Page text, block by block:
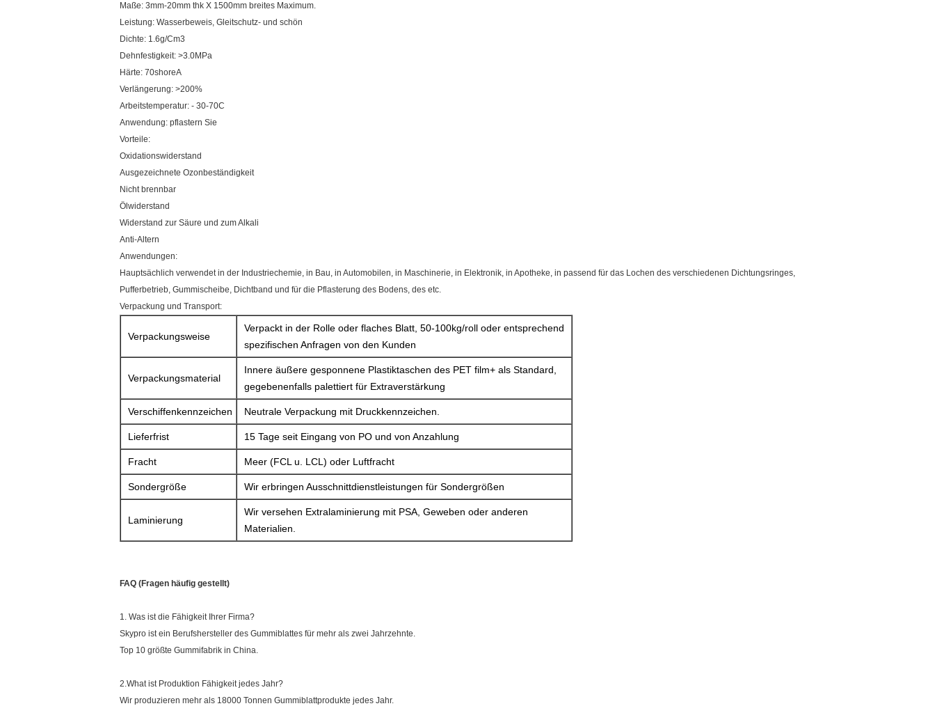
Maße: 3mm-20mm thk X 1500mm breites Maximum.
Leistung: Wasserbeweis, Gleitschutz- und schön
Dichte: 1.6g/Cm3
Dehnfestigkeit: >3.0MPa
Härte: 70shoreA
Verlängerung: >200%
Arbeitstemperatur: - 30-70C
Anwendung: pflastern Sie
Vorteile:
Oxidationswiderstand
Ausgezeichnete Ozonbeständigkeit
Nicht brennbar
Ölwiderstand
Widerstand zur Säure und zum Alkali
Anti-Altern
Anwendungen:
Hauptsächlich verwendet in der Industriechemie, in Bau, in Automobilen, in Maschinerie, in Elektronik, in Apotheke, in passend für das Lochen des verschiedenen Dichtungsringes,
Pufferbetrieb, Gummischeibe, Dichtband und für die Pflasterung des Bodens, des etc.
Verpackung und Transport:
Verpackungsweise
Verpackt in der Rolle oder flaches Blatt, 50-100kg/roll oder entsprechend
spezifischen Anfragen von den Kunden
Verpackungsmaterial
Innere äußere gesponnene Plastiktaschen des PET film+ als Standard,
gegebenenfalls palettiert für Extraverstärkung
Verschiffenkennzeichen Neutrale Verpackung mit Druckkennzeichen.
Lieferfrist 15 Tage seit Eingang von PO und von Anzahlung
Fracht Meer (FCL u. LCL) oder Luftfracht
Sondergröße Wir erbringen Ausschnittdienstleistungen für Sondergrößen
Laminierung
Wir versehen Extralaminierung mit PSA, Geweben oder anderen
Materialien.
FAQ (Fragen häufig gestellt)
1. Was ist die Fähigkeit Ihrer Firma?
Skypro ist ein Berufshersteller des Gummiblattes für mehr als zwei Jahrzehnte.
Top 10 größte Gummifabrik in China.
2.What ist Produktion Fähigkeit jedes Jahr?
Wir produzieren mehr als 18000 Tonnen Gummiblattprodukte jedes Jahr.